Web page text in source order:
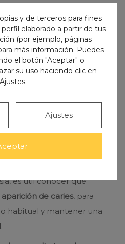
a otra muela
overlay de resina.
necesario tener
la comida después de un
es útil conocer qué
de caries, para
habitual y mantener una
y de terceros para fines
elaborado a partir de tus
(por ejemplo, páginas
más información. Puedes
el botón "Aceptar" o
su uso haciendo clic en
Ajustes.
Ajustes